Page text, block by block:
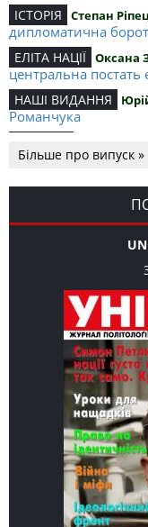
ІСТОРІЯ Степан
дипломатична
ЕЛІТА НАЦІЇ Оксана
центральна постать
НАШІ ВИДАННЯ
Романчука
Романчука
Editorial Oleh K.
уособлення
Більше про випуск »